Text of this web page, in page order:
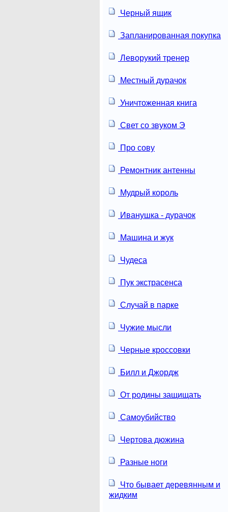
Черный ящик
Запланированная покупка
Леворукий тренер
Местный дурачок
Уничтоженная книга
Свет со звуком Э
Про сову
Ремонтник антенны
Мудрый король
Иванушка - дурачок
Машина и жук
Чудеса
Пук экстрасенса
Случай в парке
Чужие мысли
Черные кроссовки
Билл и Джордж
От родины защищать
Самоубийство
Чертова дюжина
Разные ноги
Что бывает деревянным и
жидким